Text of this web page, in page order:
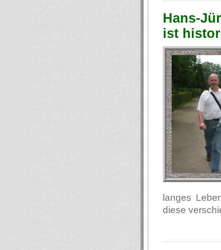
Hans-
ist
langes
diese